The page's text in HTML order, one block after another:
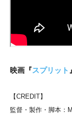
映画『スプリット
【CREDIT】
監督・製作・脚本：